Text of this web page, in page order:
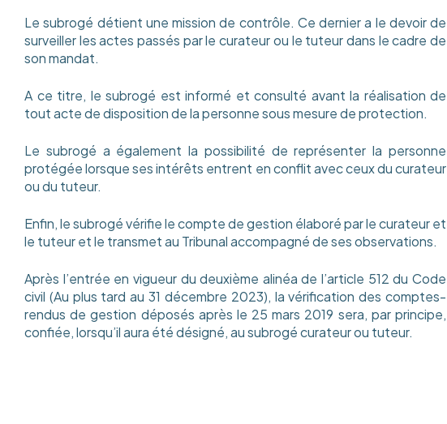
Le subrogé détient une mission de contrôle. Ce dernier a le devoir de
surveiller les actes passés par le curateur ou le tuteur dans le cadre de
son mandat.
A ce titre, le subrogé est informé et consulté avant la réalisation de
tout acte de disposition de la personne sous mesure de protection.
Le subrogé a également la possibilité de représenter la personne
protégée lorsque ses intérêts entrent en conflit avec ceux du curateur
ou du tuteur.
Enfin, le subrogé vérifie le compte de gestion élaboré par le curateur et
le tuteur et le transmet au Tribunal accompagné de ses observations.
Après l’entrée en vigueur du deuxième alinéa de l’article 512 du Code
civil (Au plus tard au 31 décembre 2023), la vérification des comptes-
rendus de gestion déposés après le 25 mars 2019 sera, par principe,
confiée, lorsqu’il aura été désigné, au subrogé curateur ou tuteur.